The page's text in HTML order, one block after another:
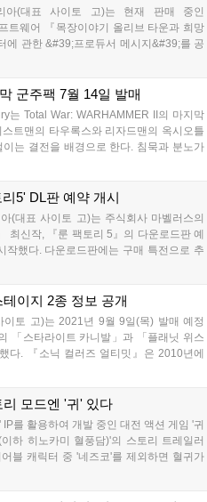
아(대표 사이토 고)는 현재 판매 중인
트웨어 『목장이야기 올리브 타운과 희망
에 관한 &#39;프로듀서 메시지&#39;를 공
타운과 희망의 대지』 프로듀서 메시지 다
군주팩 7월 14일 발매
는 Total War: WARHAMMER II의 마지막
트맨의 타우록스와 리자드맨의 옥시오틀
는 결전을 배경으로 한다. 침묵과 분노가
가 될 것인가? 살아있는 황동, 분노로 날
5' DL판 예약 개시
(대표 사이토 고)는 주식회사 마벨러스의
최신작, 『룬 팩토리 5』의 다운로드판 예
작했다. 다운로드판에는 구매 특전으로 추
와 독서가 수영복 세트 + 신참 대원의 지
이지 2종 정보 공개
이토 고)는 2021년 9월 9일(목) 발매 예정
「스타라이트 카니발」과 「플래닛 위스
다. 『소닉 컬러즈 얼티밋』은 2010년에
『소닉 컬러즈』가 컬러풀하게 파워 업한
모드엔 '귀' 있다
를 활용하여 개발 중인 대전 액션 게임 '귀
하 히노카미 혈풍담)'의 스토리 트레일러
블 캐릭터 중 '네즈코'를 제외하면 혈귀가
전부터 '귀 없는 귀멸의 칼날'이라는 평이